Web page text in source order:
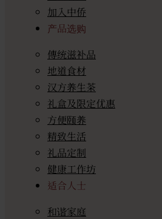
加入中侨
产品选购
傳统滋补品
地道食材
汉方养生茶
礼盒及限定优惠
方便颐养
精致生活
礼品定制
健康工作坊
适合人士
和谐家庭